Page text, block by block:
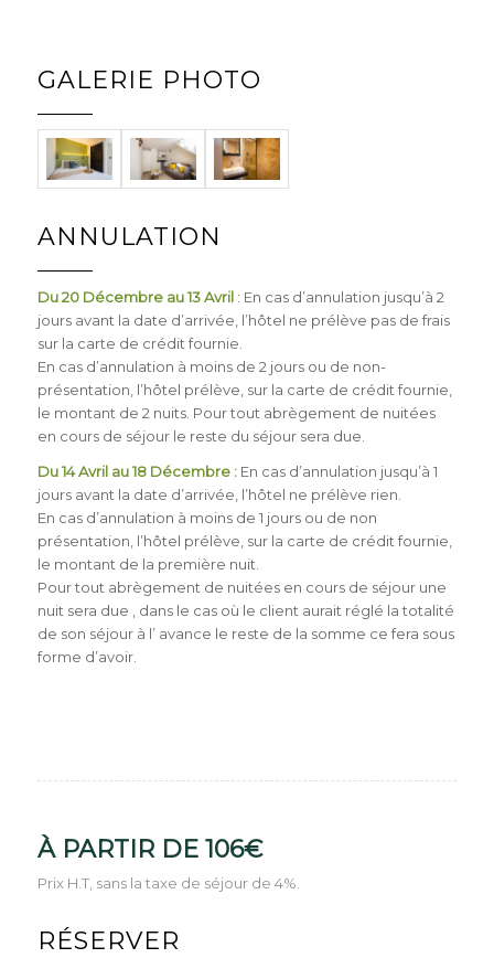
GALERIE PHOTO
ANNULATION
Du 20 Décembre au 13 Avril: En cas d’annulation jusqu’à 2
jours avant la date d’arrivée, l’hôtel ne prélève pas de frais
sur la carte de crédit fournie.
En cas d’annulation à moins de 2 jours ou de non-
présentation, l’hôtel prélève, sur la carte de crédit fournie,
le montant de 2 nuits. Pour tout abrègement de nuitées
en cours de séjour le reste du séjour sera due.
Du 14 Avril au 18 Décembre :En cas d’annulation jusqu’à 1
jours avant la date d’arrivée, l’hôtel ne prélève rien.
En cas d’annulation à moins de 1 jours ou de non
présentation, l’hôtel prélève, sur la carte de crédit fournie,
le montant de la première nuit.
Pour tout abrègement de nuitées en cours de séjour une
nuit sera due , dans le cas où le client aurait réglé la totalité
de son séjour à l’ avance le reste de la somme ce fera sous
forme d’avoir.
À PARTIR DE 106€
Prix H.T, sans la taxe de séjour de 4%.
RÉSERVER